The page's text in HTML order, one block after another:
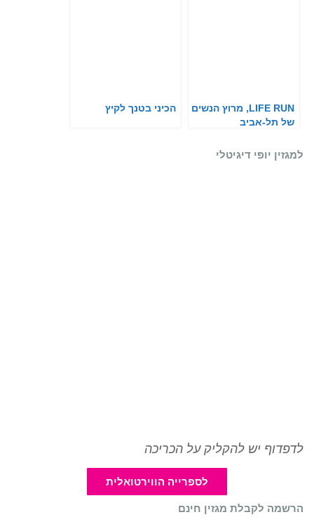
LIFE RUN, מרוץ הנשים
של תל-אביב
בגדול
הכיני בטנך לקיץ
למגזין יופי דיגיטלי
לדפדוף יש להקליק על הכריכה
לספרייה הווירטואלית
הרשמה לקבלת מגזין חינם